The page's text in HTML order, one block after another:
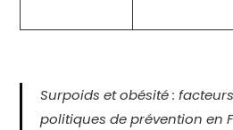
Surpoids et obésité :
politiques de prévention en